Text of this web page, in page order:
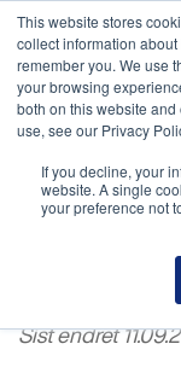
This website stores
collect information
remember you. We use
your browsing
both on this website
use, see our Privacy
If you decline, your
website. A single
your preference not
Sist endret